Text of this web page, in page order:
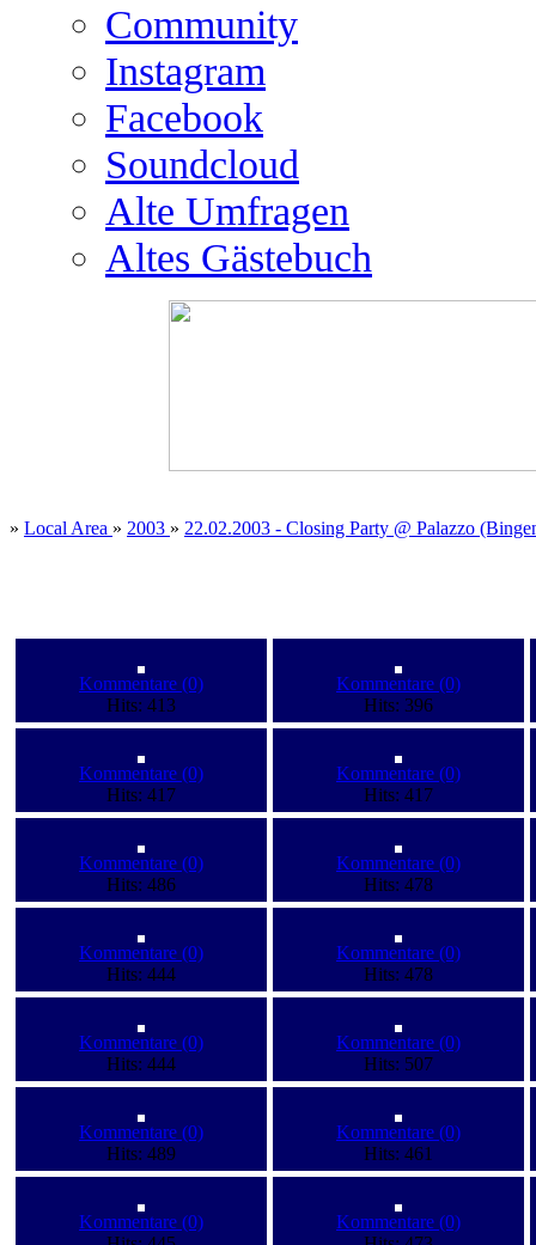
Community
Instagram
Facebook
Soundcloud
Alte Umfragen
Altes Gästebuch
» Local Area » 2003 » 22.02.2003 - Closing Party @ Palazzo
Kommentare (0)
Hits: 413
Kommentare (0)
Hits: 396
Kommentare (0)
Hits: 417
Kommentare (0)
Hits: 417
Kommentare (0)
Hits: 486
Kommentare (0)
Hits: 478
Kommentare (0)
Hits: 444
Kommentare (0)
Hits: 478
Kommentare (0)
Hits: 444
Kommentare (0)
Hits: 507
Kommentare (0)
Hits: 489
Kommentare (0)
Hits: 461
Kommentare (0)
Kommentare (0)